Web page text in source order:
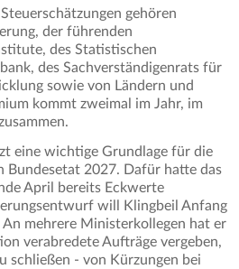
gehören
der führenden
des Statistischen
des Sachverständigenrats für
sowie von Ländern und
kommt zweimal im Jahr, im
eine wichtige Grundlage für die
Bundesetat 2027. Dafür hatte das
April bereits Eckwerte
will Klingbeil Anfang
mehrere Ministerkollegen hat er
verabredete Aufträge vergeben,
schließen - von Kürzungen bei